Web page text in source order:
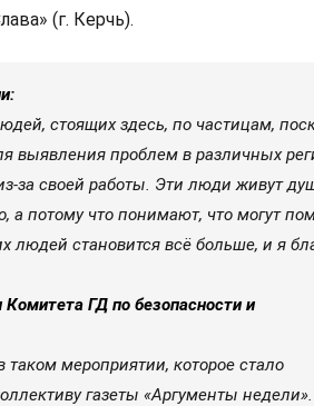
(г. Керчь).
стоящих здесь, по частицам,
выявления проблем в различных
за своей работы. Эти люди живут
а потому что понимают, что могут
становится всё больше, и я
ГД по безопасности и
мероприятии, которое стало
газеты «Аргументы